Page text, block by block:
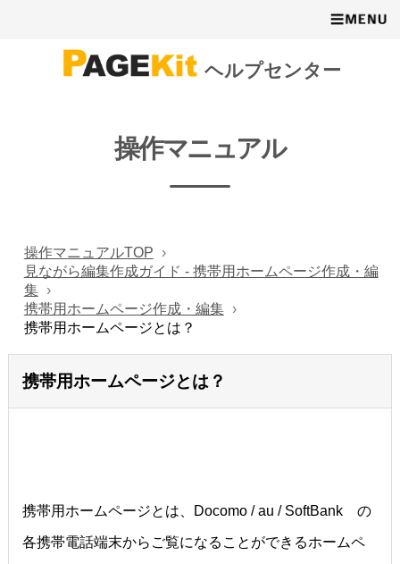
ヘルプセンター
操作マニュアル
操作マニュアルTOP
見ながら編集作成ガイド - 携帯用ホームページ作成・編
集
携帯用ホームページ作成・編集
携帯用ホームページとは？
携帯用ホームページとは？
携帯用ホームページとは、Docomo / au / SoftBank の
各携帯電話端末からご覧になることができるホームペ